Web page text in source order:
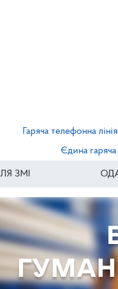
Гаряча телефонна
Єдина гаряча
ЗМІ